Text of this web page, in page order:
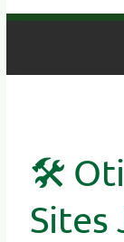
🛠️
Sites